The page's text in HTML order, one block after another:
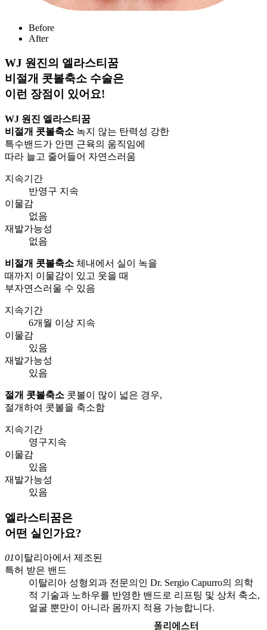
Before
After
WJ 원진의 엘라스티꿈
비절개 콧볼축소 수술은
이런 장점이 있어요!
WJ 원진 엘라스티꿈
비절개 콧볼축소 녹지 않는 탄력성 강한
특수밴드가 안면 근육의 움직임에
따라 늘고 줄어들어 자연스러움
지속기간
반영구 지속
이물감
없음
재발가능성
없음
비절개 콧볼축소 체내에서 실이 녹을
때까지 이물감이 있고 웃을 때
부자연스러울 수 있음
지속기간
6개월 이상 지속
이물감
있음
재발가능성
있음
절개 콧볼축소 콧볼이 많이 넓은 경우,
절개하여 콧볼을 축소함
지속기간
영구지속
이물감
있음
재발가능성
있음
엘라스티꿈은
어떤 실인가요?
01이탈리아에서 제조된
특허 받은 밴드
이탈리아 성형외과 전문의인 Dr. Sergio Capurro의 의학
적 기술과 노하우를 반영한 밴드로 리프팅 및 상처 축소,
얼굴 뿐만이 아니라 몸까지 적용 가능합니다.